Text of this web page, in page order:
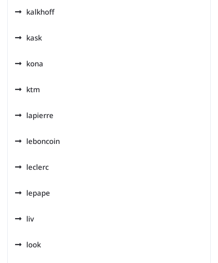
kalkhoff
kask
kona
ktm
lapierre
leboncoin
leclerc
lepape
liv
look